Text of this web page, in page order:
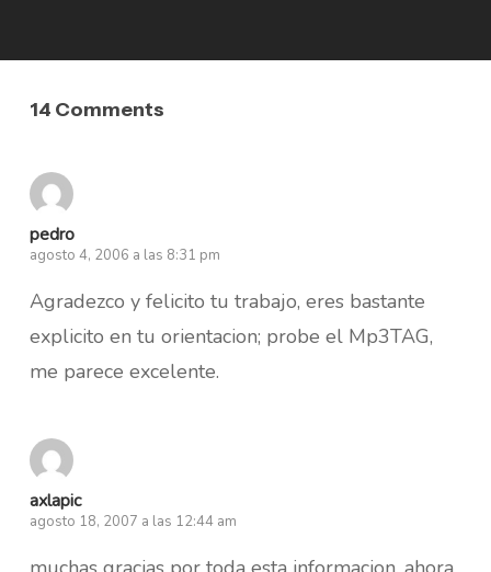
14 Comments
pedro
agosto 4, 2006 a las 8:31 pm
Agradezco y felicito tu trabajo, eres bastante
explicito en tu orientacion; probe el Mp3TAG,
me parece excelente.
axlapic
agosto 18, 2007 a las 12:44 am